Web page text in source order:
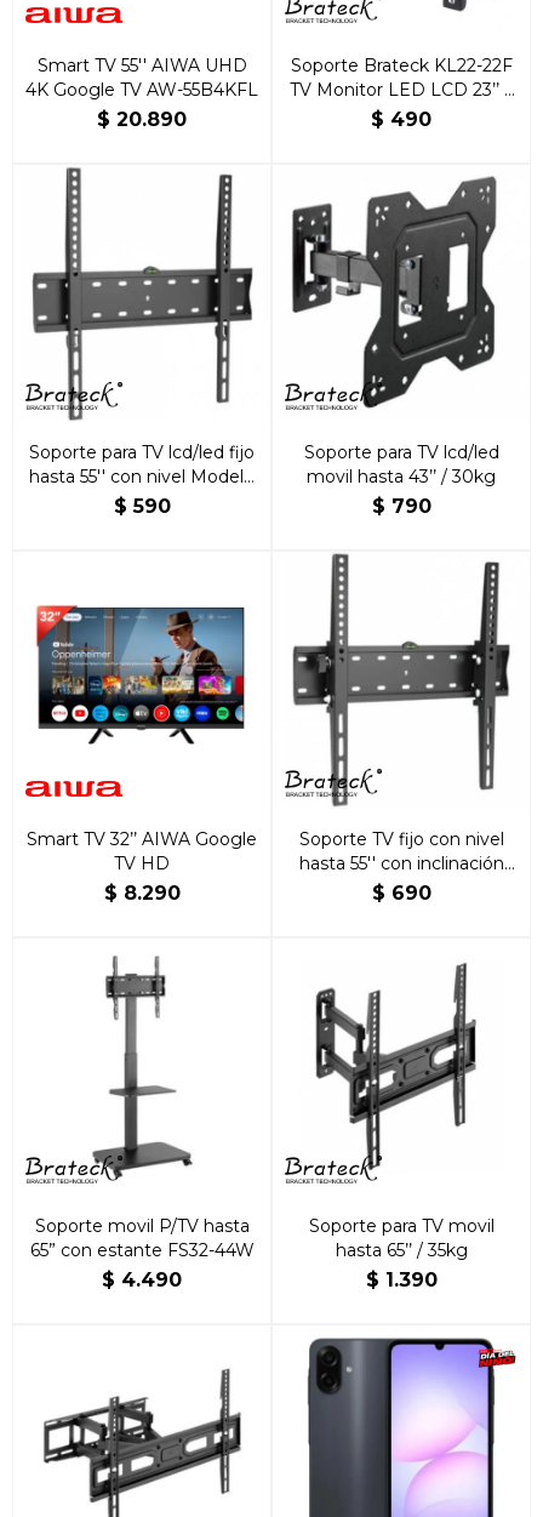
Smart TV 55'' AIWA UHD
4K Google TV AW-55B4KFL
$ 20.890
Soporte Brateck KL22-22F
TV Monitor LED LCD 23’’ a
42’’ Fijo
$ 490
Soporte para TV lcd/led fijo
hasta 55'' con nivel Modelo
KL21G-44F
$ 590
Soporte para TV lcd/led
movil hasta 43’’ / 30kg
$ 790
Smart TV 32’’ AIWA Google
TV HD
$ 8.290
Soporte TV fijo con nivel
hasta 55'' con inclinación
KL21G-44T
$ 690
Soporte movil P/TV hasta
65” con estante FS32-44W
$ 4.490
Soporte para TV movil
hasta 65’’ / 35kg
$ 1.390